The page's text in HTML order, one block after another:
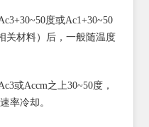
度或Ac1+30~50
关材料）后，一般随温度
或Accm之上30~50度，
率冷却。